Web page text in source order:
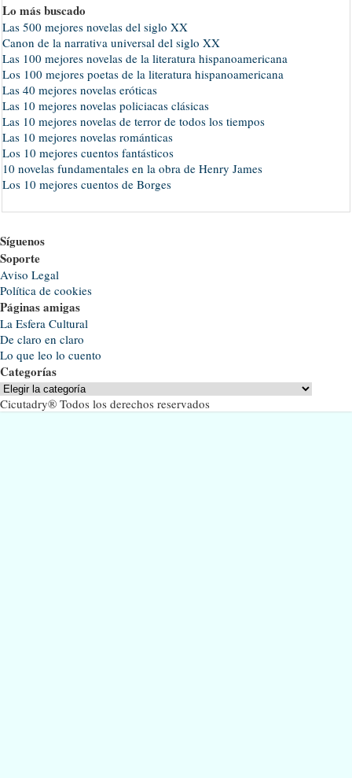
Lo más buscado
Las 500 mejores novelas del siglo XX
Canon de la narrativa universal del siglo XX
Las 100 mejores novelas de la literatura hispanoamericana
Los 100 mejores poetas de la literatura hispanoamericana
Las 40 mejores novelas eróticas
Las 10 mejores novelas policiacas clásicas
Las 10 mejores novelas de terror de todos los tiempos
Las 10 mejores novelas románticas
Los 10 mejores cuentos fantásticos
10 novelas fundamentales en la obra de Henry James
Los 10 mejores cuentos de Borges
Síguenos
Soporte
Aviso Legal
Política de cookies
Páginas amigas
La Esfera Cultural
De claro en claro
Lo que leo lo cuento
Categorías
Categorías
Cicutadry® Todos los derechos reservados